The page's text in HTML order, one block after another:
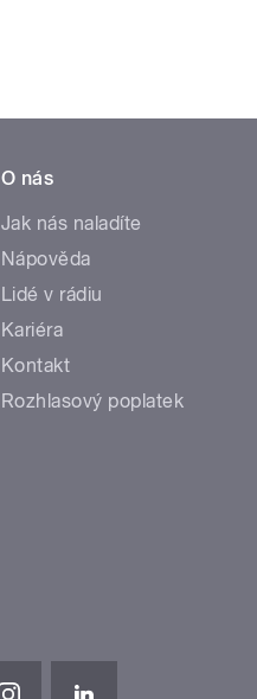
O nás
Jak nás naladíte
Nápověda
Lidé v rádiu
Kariéra
Kontakt
Rozhlasový poplatek